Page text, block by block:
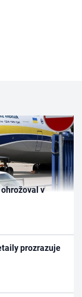
v
prozrazuje